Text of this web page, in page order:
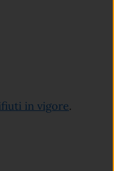
in vigore.